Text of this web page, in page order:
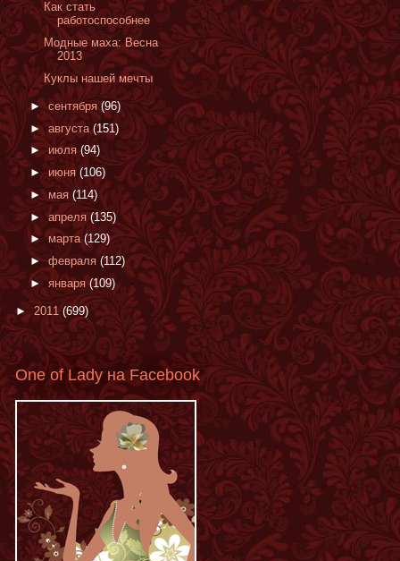
Как стать
работоспособнее
Модные маха: Весна
2013
Куклы нашей мечты
► сентября (96)
► августа(151)
► июля(94)
► июня (106)
►мая (114)
► апреля (135)
►марта (129)
►февраля (112)
► января (109)
► 2011(699)
One of Lady на Facebook